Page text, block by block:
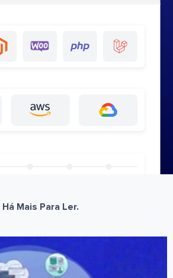
Há Mais Para Ler.